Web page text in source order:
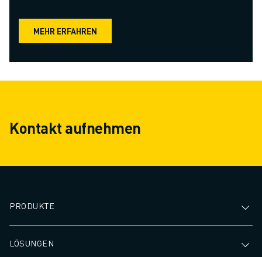
MEHR ERFAHREN
Kontakt aufnehmen
PRODUKTE
LÖSUNGEN